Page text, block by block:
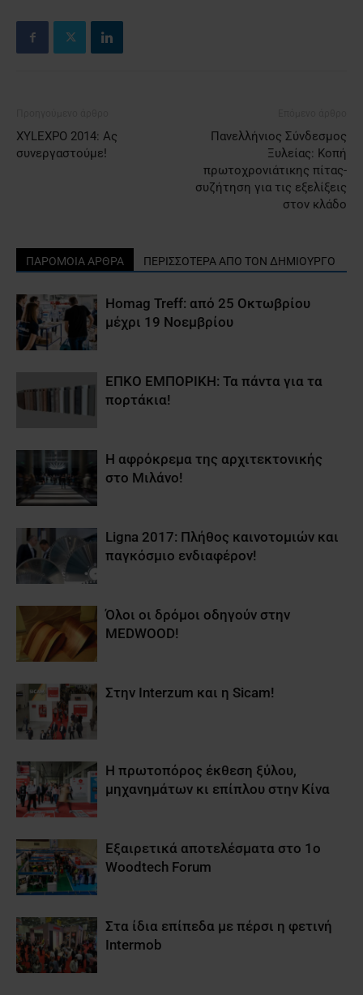
XYLEXPO 2014: Ας
συνεργαστούμε!
Πανελλήνιος Σύνδεσμος
Ξυλείας: Κοπή
πρωτοχρονιάτικης πίτας-
συζήτηση για τις εξελίξεις
στον κλάδο
ΠΑΡΟΜΟΙΑ ΑΡΘΡΑ ΠΕΡΙΣΣΟΤΕΡΑ ΑΠΟ ΤΟΝ ΔΗΜΙΟΥΡΓΟ
Homag Treff: από 25 Οκτωβρίου
μέχρι 19 Νοεμβρίου
ΕΠΚΟ ΕΜΠΟΡΙΚΗ: Τα πάντα για τα
πορτάκια!
Η αφρόκρεμα της αρχιτεκτονικής
στο Μιλάνο!
Ligna 2017: Πλήθος καινοτομιών και
παγκόσμιο ενδιαφέρον!
Όλοι οι δρόμοι οδηγούν στην
MEDWOOD!
Στην Interzum και η Sicam!
Η πρωτοπόρος έκθεση ξύλου,
μηχανημάτων κι επίπλου στην Κίνα
Εξαιρετικά αποτελέσματα στο 1o
Woodtech Forum
Στα ίδια επίπεδα με πέρσι η φετινή
Intermob